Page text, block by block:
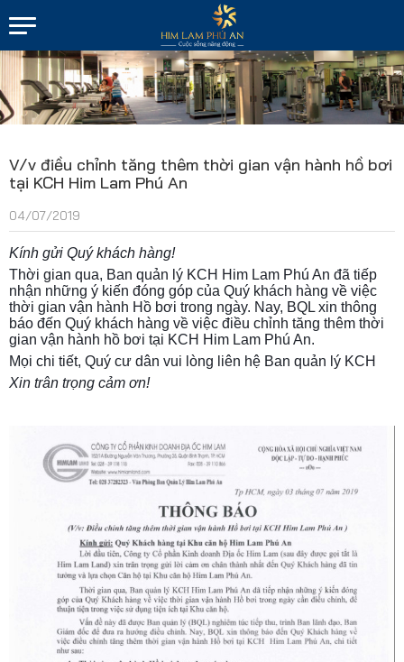
V/v điều chỉnh tăng thêm thời gian vận hành hồ bơi
tại KCH Him Lam Phú An
04/07/2019
Kính gửi Quý khách hàng!
Thời gian qua, Ban quản lý KCH Him Lam Phú An đã tiếp
nhận những ý kiến đóng góp của Quý khách hàng về việc
thời gian vận hành Hồ bơi trong ngày. Nay, BQL xin thông
báo đến Quý khách hàng về việc điều chỉnh tăng thêm thời
gian vận hành hồ bơi tại KCH Him Lam Phú An.
Mọi chi tiết, Quý cư dân vui lòng liên hệ Ban quản lý KCH
Xin trân trọng cảm ơn!